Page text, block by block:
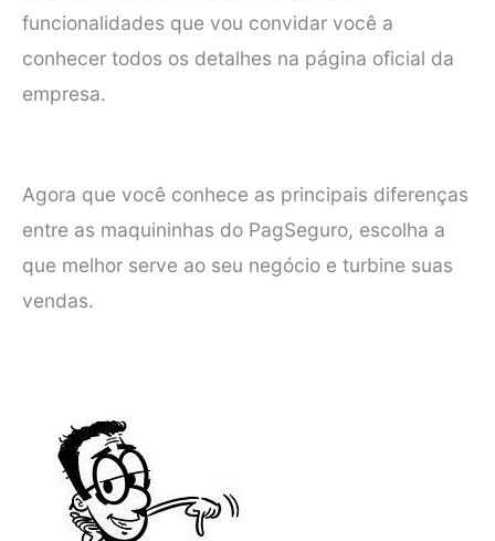
funcionalidades que vou convidar você a
conhecer todos os detalhes na página oficial da
empresa.
Agora que você conhece as principais diferenças
entre as maquininhas do PagSeguro, escolha a
que melhor serve ao seu negócio e turbine suas
vendas.